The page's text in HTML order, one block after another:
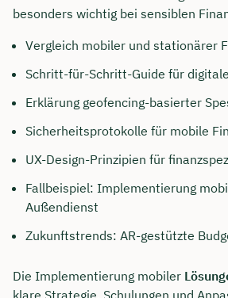
besonders wichtig bei sensiblen
Vergleich mobiler und stationärer
Schritt-für-Schritt-Guide für
Erklärung geofencing-basierter
Sicherheitsprotokolle für mobile
UX-Design-Prinzipien für
Fallbeispiel: Implementierung
Außendienst
Zukunftstrends: AR-gestützte
Die Implementierung mobiler